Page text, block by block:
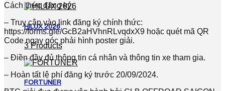
HILUX 2026
3 Products
FORTUNER
Cách thức đăng ký:
– Truy cập vào link đăng ký chính thức:
https://forms.gle/GcB2aHVhnRLvqdxX9 hoặc quét mã QR
Code ngay góc phải hình poster giải.
– Điền đầy đủ thông tin cá nhân và thông tin xe tham gia.
– Hoàn tất lệ phí đăng ký trước 20/09/2024.